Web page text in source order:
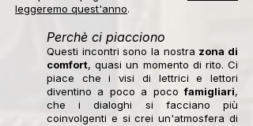
leggeremo quest'anno.
Perchè ci piacciono
Questi incontri sono la nostra zona di
comfort, quasi un momento di rito. Ci
piace che i visi di lettrici e lettori
diventino a poco a pocofamigliari,
che i dialoghi si facciano più
coinvolgenti e si crei un'atmosfera di